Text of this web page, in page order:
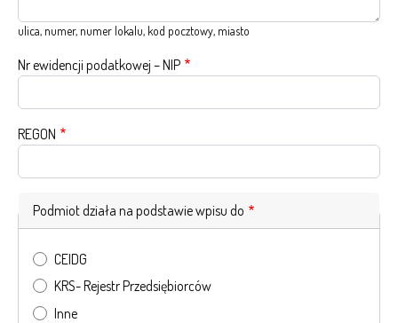
ulica, numer, numer lokalu, kod pocztowy, miasto
Nr ewidencji podatkowej – NIP
REGON
Podmiot działa na podstawie wpisu do
CEIDG
KRS- Rejestr Przedsiębiorców
Inne